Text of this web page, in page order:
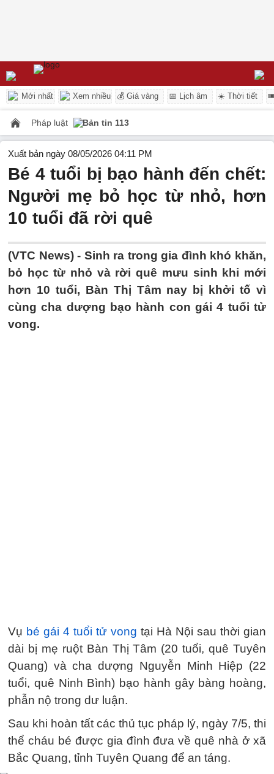
Mới nhất Xem nhiều 💰 Giá vàng 📅 Lịch âm ☀️ Thời tiết
Pháp luật Bản tin 113
Xuất bản ngày 08/05/2026 04:11 PM
Bé 4 tuổi bị bạo hành đến chết:
Người mẹ bỏ học từ nhỏ, hơn
10 tuổi đã rời quê
(VTC News) - Sinh ra trong gia đình khó khăn,
bỏ học từ nhỏ và rời quê mưu sinh khi mới
hơn 10 tuổi, Bàn Thị Tâm nay bị khởi tố vì
cùng cha dượng bạo hành con gái 4 tuổi tử
vong.
Vụ bé gái 4 tuổi tử vong tại Hà Nội sau thời gian
dài bị mẹ ruột Bàn Thị Tâm (20 tuổi, quê Tuyên
Quang) và cha dượng Nguyễn Minh Hiệp (22
tuổi, quê Ninh Bình) bạo hành gây bàng hoàng,
phẫn nộ trong dư luận.
Sau khi hoàn tất các thủ tục pháp lý, ngày 7/5, thi
thể cháu bé được gia đình đưa về quê nhà ở xã
Bắc Quang, tỉnh Tuyên Quang để an táng.